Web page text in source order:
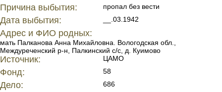
Причина выбытия: пропал без вести
Дата выбытия: __.03.1942
Адрес и ФИО родных:
мать Палканова Анна Михайловна. Вологодская обл.,
Междуреченский р-н, Палкинский с/с, д. Куимово
Источник: ЦАМО
Фонд: 58
Дело: 686